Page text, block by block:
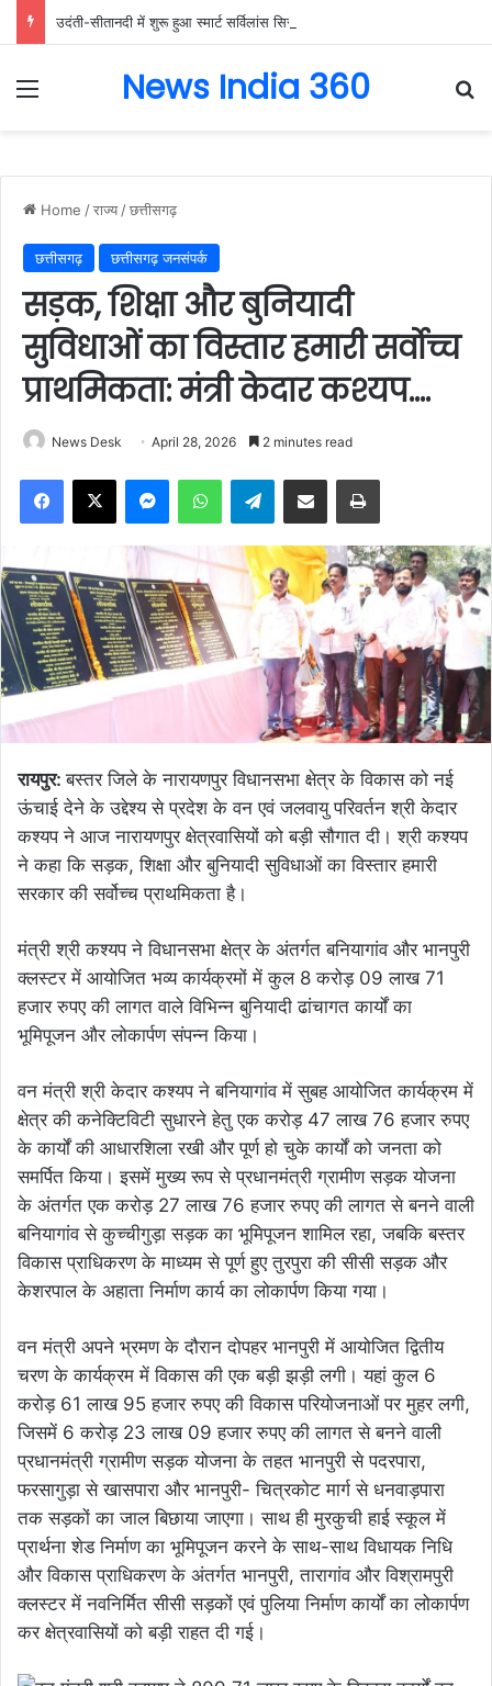
Menu News India 360
Home /राज्य /छत्तीसगढ़
छत्तीसगढ़ छत्तीसगढ़ जनसंपर्क
सड़क, शिक्षा और बुनियादी
सुविधाओं का विस्तार हमारी सर्वोच्च
प्राथमिकता: मंत्री केदार कश्यप….
News Desk April 28, 2026 2 minutes read
Facebook
X MessengerWhatsAppTelegramShare via Email Print
रायपुर:बस्तर जिले के नारायणपुर विधानसभा क्षेत्र के विकास को नई
ऊंचाई देने के उद्देश्य से प्रदेश के वन एवं जलवायु परिवर्तन श्री केदार
कश्यप ने आज नारायणपुर क्षेत्रवासियों को बड़ी सौगात दी। श्री कश्यप
ने कहा कि सड़क, शिक्षा और बुनियादी सुविधाओं का विस्तार हमारी
सरकार की सर्वोच्च प्राथमिकता है।
मंत्री श्री कश्यप ने विधानसभा क्षेत्र के अंतर्गत बनियागांव और भानपुरी
क्लस्टर में आयोजित भव्य कार्यक्रमों में कुल 8 करोड़ 09 लाख 71
हजार रुपए की लागत वाले विभिन्न बुनियादी ढांचागत कार्यों का
भूमिपूजन और लोकार्पण संपन्न किया।
वन मंत्री श्री केदार कश्यप ने बनियागांव में सुबह आयोजित कार्यक्रम में
क्षेत्र की कनेक्टिविटी सुधारने हेतु एक करोड़ 47 लाख 76 हजार रुपए
के कार्यों की आधारशिला रखी और पूर्ण हो चुके कार्यों को जनता को
समर्पित किया। इसमें मुख्य रूप से प्रधानमंत्री ग्रामीण सड़क योजना
के अंतर्गत एक करोड़ 27 लाख 76 हजार रुपए की लागत से बनने वाली
बनियागांव से कुच्चीगुड़ा सड़क का भूमिपूजन शामिल रहा, जबकि बस्तर
विकास प्राधिकरण के माध्यम से पूर्ण हुए तुरपुरा की सीसी सड़क और
केशरपाल के अहाता निर्माण कार्य का लोकार्पण किया गया।
वन मंत्री अपने भ्रमण के दौरान दोपहर भानपुरी में आयोजित द्वितीय
चरण के कार्यक्रम में विकास की एक बड़ी झड़ी लगी। यहां कुल 6
करोड़ 61 लाख 95 हजार रुपए की विकास परियोजनाओं पर मुहर लगी,
जिसमें 6 करोड़ 23 लाख 09 हजार रुपए की लागत से बनने वाली
प्रधानमंत्री ग्रामीण सड़क योजना के तहत भानपुरी से पदरपारा,
फरसागुड़ा से खासपारा और भानपुरी- चित्रकोट मार्ग से धनवाड़पारा
तक सड़कों का जाल बिछाया जाएगा। साथ ही मुरकुची हाई स्कूल में
प्रार्थना शेड निर्माण का भूमिपूजन करने के साथ-साथ विधायक निधि
और विकास प्राधिकरण के अंतर्गत भानपुरी, तारागांव और विश्रामपुरी
क्लस्टर में नवनिर्मित सीसी सड़कों एवं पुलिया निर्माण कार्यों का लोकार्पण
कर क्षेत्रवासियों को बड़ी राहत दी गई।